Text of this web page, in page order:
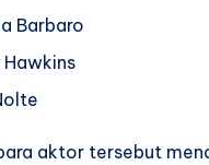
Barbaro
Hawkins
aktor tersebut